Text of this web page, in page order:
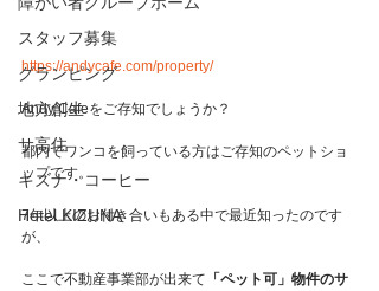
スタッフ募集
グランピング
地方創生
サ高住
キズナ・コーヒー
Hotel KIZUNA
https://andycafe.com/property/
Andy Cafeをご存知でしょうか？
都内でワンコを飼っている方はご存知のペットショ
ップです。
7年以上のお付き合いもある中で最近知ったのです
が、
ここで不動産事業部が出来て 「ペット可」物件のサ